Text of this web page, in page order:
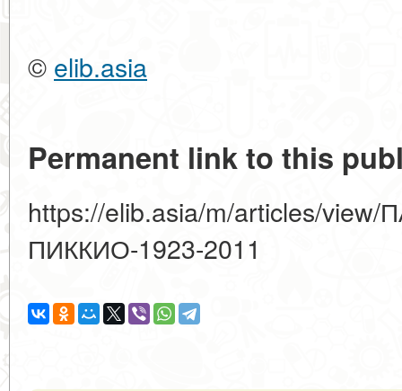
© elib.asia
Permanent link to this
https://elib.asia/m/articles/
ПИККИО-1923-2011